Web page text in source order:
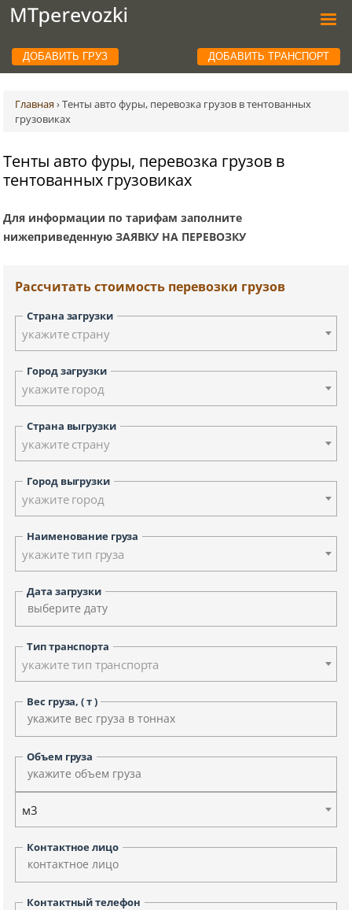
ДОБАВИТЬ ГРУЗ ДОБАВИТЬ ТРАНСПОРТ
Главная ›Тенты авто фуры, перевозка грузов в тентованных
грузовиках
Тенты авто фуры, перевозка грузов в
тентованных грузовиках
Для информации по тарифам заполните
нижеприведенную ЗАЯВКУ НА ПЕРЕВОЗКУ
Рассчитать стоимость перевозки грузов
Страна загрузки
укажите страну
Город загрузки
укажите город
Страна выгрузки
укажите страну
Город выгрузки
укажите город
Наименование груза
укажите тип груза
Дата загрузки
Тип транспорта
укажите тип транспорта
Вес груза, ( т )
Объем груза
м3
Контактное лицо
Контактный телефон